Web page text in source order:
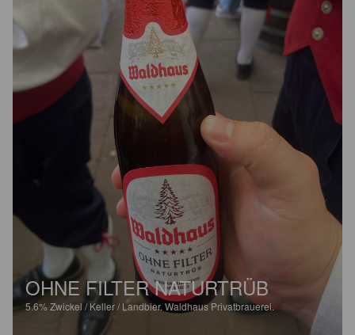
OHNE FILTER NATURTRÜB
5.6%Zwickel / Keller / Landbier. Waldhaus Privatbrauerei.